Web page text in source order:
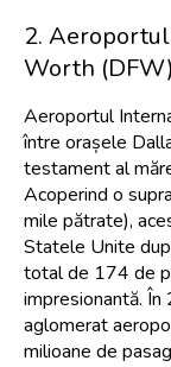
2.
Worth
Aeroportul
între orașele
testament al
Acoperind o
mile pătrate),
Statele Unite
total de 174 de
impresionantă.
aglomerat
milioane de